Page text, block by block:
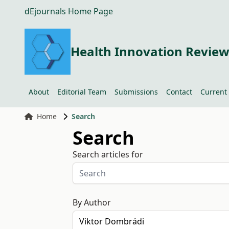
dEjournals Home Page
Health Innovation Review
About Editorial Team Submissions Contact Current
Home Search
Search
Search articles for
By Author